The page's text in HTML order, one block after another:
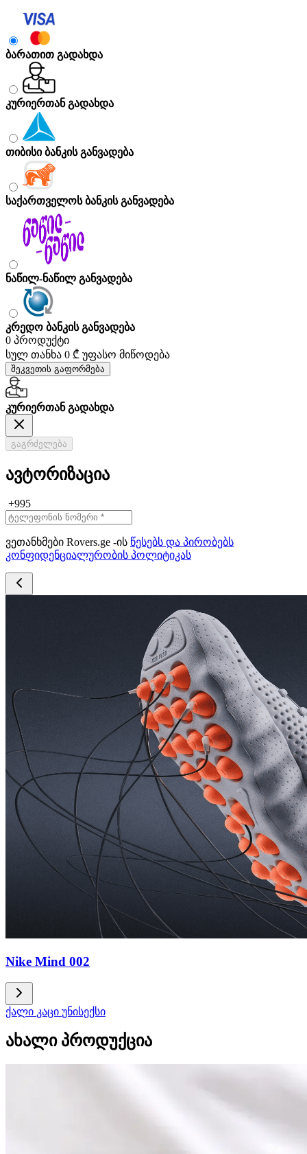
ბარათით გადახდა
კურიერთან გადახდა
თიბისი ბანკის განვადება
საქართველოს ბანკის განვადება
ნაწილ-ნაწილ განვადება
კრედო ბანკის განვადება
0 პროდუქტი
სულ თანხა 0 ₾ უფასო მიწოდება
შეკვეთის გაფორმება
კურიერთან გადახდა
გაგრძელება
ავტორიზაცია
+995
ვეთანხმები Rovers.ge -ის წესებს და პირობებს
კონფიდენციალურობის პოლიტიკას
Nike Mind 002
ქალი კაცი უნისექსი
ახალი პროდუქცია